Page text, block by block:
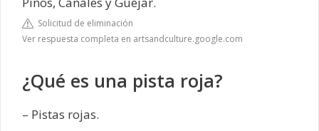
Solicitud de eliminación
Ver respuesta completa en artsandculture.google.com
¿Qué es una pista roja?
– Pistas rojas.